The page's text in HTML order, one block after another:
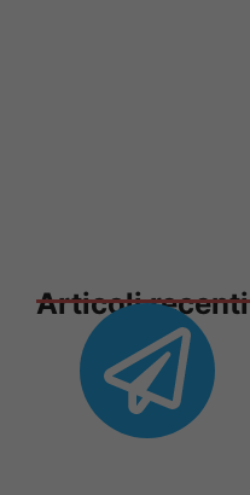
Articoli recenti